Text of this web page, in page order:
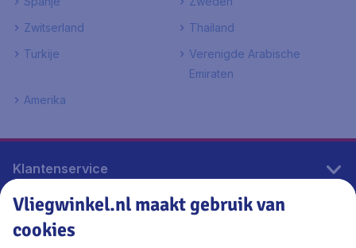
Zwitserland
Thailand
Turkije
Verenigde Arabische
Emiraten
Amerika
Klantenservice
Vliegwinkel.nl
Vliegwinkel.nl maakt gebruik van
cookies